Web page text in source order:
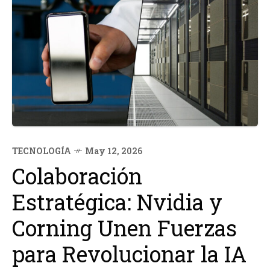
TECNOLOGÍA May 12, 2026
Colaboración
Estratégica: Nvidia y
Corning Unen Fuerzas
para Revolucionar la IA